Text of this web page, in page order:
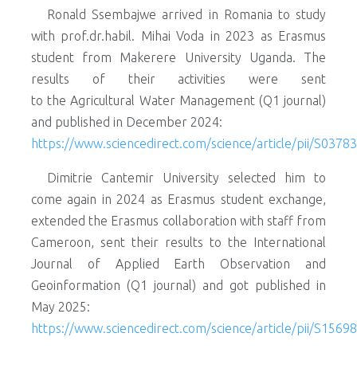
Ronald Ssembajwe arrived in Romania to study
with prof.dr.habil. Mihai Voda in 2023 as Erasmus
student from Makerere University Uganda. The
results of their activities were sent
to the Agricultural Water Management (Q1 journal)
and published in December 2024:
https://www.sciencedirect.com/science/article/pii/
Dimitrie Cantemir University selected him to
come again in 2024 as Erasmus student exchange,
extended the Erasmus collaboration with staff from
Cameroon, sent their results to the International
Journal of Applied Earth Observation and
Geoinformation (Q1 journal) and got published in
May 2025:
https://www.sciencedirect.com/science/article/pii/